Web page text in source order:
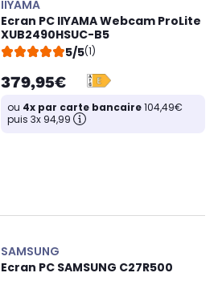
IIYAMA
Ecran PC IIYAMA Webcam ProLite
XUB2490HSUC-B5
5/5(1)
379,95€
ou 4x par carte bancaire104,49€
puis 3x 94,99
SAMSUNG
Ecran PC SAMSUNG C27R500